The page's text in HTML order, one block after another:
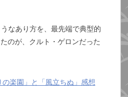
なあり方を、最先端で典型的
のが、クルト・ゲロンだった
楽園」と「風立ちぬ」感想